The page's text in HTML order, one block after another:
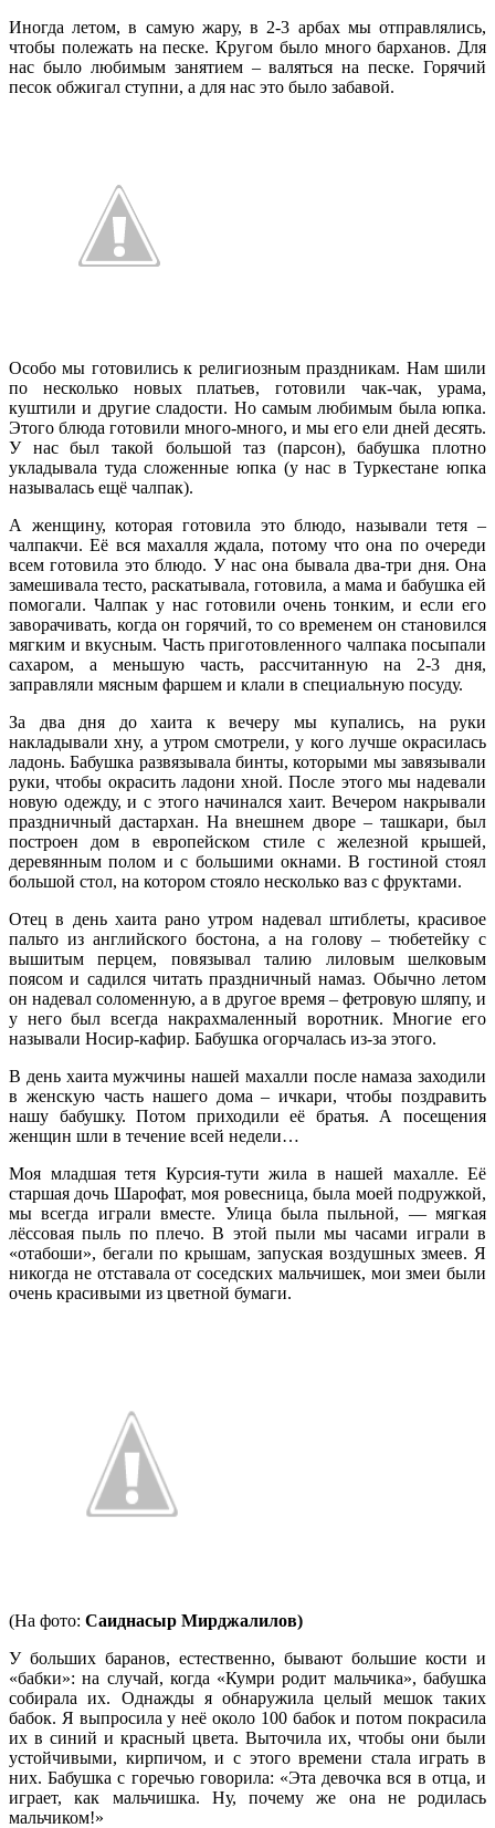
Иногда летом, в самую жару, в 2-3 арбах мы отправлялись,
чтобы полежать на песке. Кругом было много барханов. Для
нас было любимым занятием – валяться на песке. Горячий
песок обжигал ступни, а для нас это было забавой.
Особо мы готовились к религиозным праздникам. Нам шили
по несколько новых платьев, готовили чак-чак, урама,
куштили и другие сладости. Но самым любимым была юпка.
Этого блюда готовили много-много, и мы его ели дней десять.
У нас был такой большой таз (парсон), бабушка плотно
укладывала туда сложенные юпка (у нас в Туркестане юпка
называлась ещё чалпак).
А женщину, которая готовила это блюдо, называли тетя –
чалпакчи. Её вся махалля ждала, потому что она по очереди
всем готовила это блюдо. У нас она бывала два-три дня. Она
замешивала тесто, раскатывала, готовила, а мама и бабушка ей
помогали. Чалпак у нас готовили очень тонким, и если его
заворачивать, когда он горячий, то со временем он становился
мягким и вкусным. Часть приготовленного чалпака посыпали
сахаром, а меньшую часть, рассчитанную на 2-3 дня,
заправляли мясным фаршем и клали в специальную посуду.
За два дня до хаита к вечеру мы купались, на руки
накладывали хну, а утром смотрели, у кого лучше окрасилась
ладонь. Бабушка развязывала бинты, которыми мы завязывали
руки, чтобы окрасить ладони хной. После этого мы надевали
новую одежду, и с этого начинался хаит. Вечером накрывали
праздничный дастархан. На внешнем дворе – ташкари, был
построен дом в европейском стиле с железной крышей,
деревянным полом и с большими окнами. В гостиной стоял
большой стол, на котором стояло несколько ваз с фруктами.
Отец в день хаита рано утром надевал штиблеты, красивое
пальто из английского бостона, а на голову – тюбетейку с
вышитым перцем, повязывал талию лиловым шелковым
поясом и садился читать праздничный намаз. Обычно летом
он надевал соломенную, а в другое время – фетровую шляпу, и
у него был всегда накрахмаленный воротник. Многие его
называли Носир-кафир. Бабушка огорчалась из-за этого.
В день хаита мужчины нашей махалли после намаза заходили
в женскую часть нашего дома – ичкари, чтобы поздравить
нашу бабушку. Потом приходили её братья. А посещения
женщин шли в течение всей недели…
Моя младшая тетя Курсия-тути жила в нашей махалле. Её
старшая дочь Шарофат, моя ровесница, была моей подружкой,
мы всегда играли вместе. Улица была пыльной, — мягкая
лёссовая пыль по плечо. В этой пыли мы часами играли в
«отабоши», бегали по крышам, запуская воздушных змеев. Я
никогда не отставала от соседских мальчишек, мои змеи были
очень красивыми из цветной бумаги.
(На фото: Саиднасыр Мирджалилов)
У больших баранов, естественно, бывают большие кости и
«бабки»: на случай, когда «Кумри родит мальчика», бабушка
собирала их. Однажды я обнаружила целый мешок таких
бабок. Я выпросила у неё около 100 бабок и потом покрасила
их в синий и красный цвета. Выточила их, чтобы они были
устойчивыми, кирпичом, и с этого времени стала играть в
них. Бабушка с горечью говорила: «Эта девочка вся в отца, и
играет, как мальчишка. Ну, почему же она не родилась
мальчиком!»